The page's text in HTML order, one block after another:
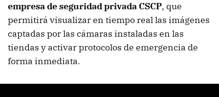
empresa de seguridad privada CSCP, que
permitirá visualizar en tiempo real las imágenes
captadas por las cámaras instaladas en las
tiendas y activar protocolos de emergencia de
forma inmediata.